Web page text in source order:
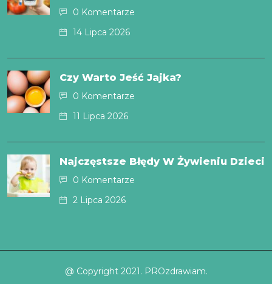
0 Komentarze
14 Lipca 2026
Czy Warto Jeść Jajka?
0 Komentarze
11 Lipca 2026
Najczęstsze Błędy W Żywieniu Dzieci
0 Komentarze
2 Lipca 2026
@ Copyright 2021. PROzdrawiam.